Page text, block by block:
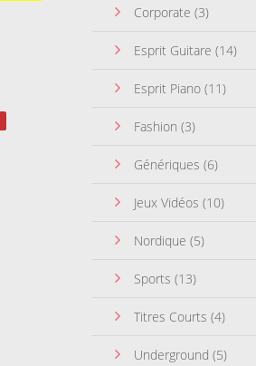
Corporate (3)
Esprit Guitare (14)
Esprit Piano (11)
Fashion (3)
Génériques (6)
Jeux Vidéos (10)
Nordique (5)
Sports (13)
Titres Courts (4)
Underground (5)